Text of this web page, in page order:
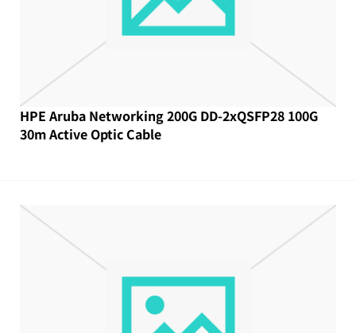
HPE Aruba Networking 200G DD-2xQSFP28 100G
30m Active Optic Cable